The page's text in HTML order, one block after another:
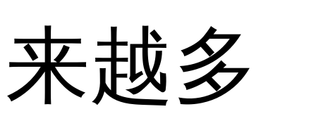
来越多